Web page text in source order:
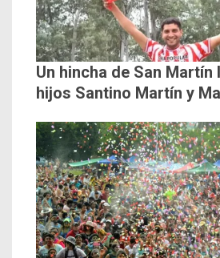
Un hincha de San Martín
hijos Santino Martín y